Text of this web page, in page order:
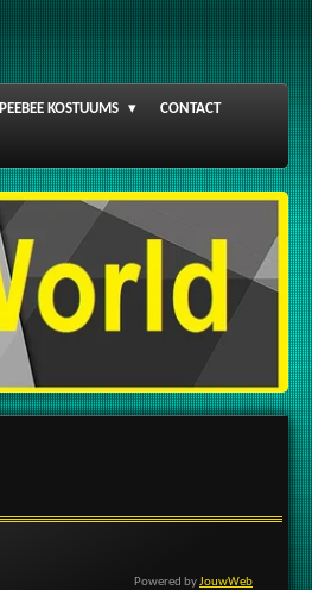
PEEBEE KOSTUUMS CONTACT
Powered byJouwWeb